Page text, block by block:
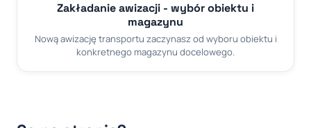
Zakładanie awizacji - wybór obiektu i
magazynu
Nową awizację transportu zaczynasz od wyboru obiektu i
konkretnego magazynu docelowego.